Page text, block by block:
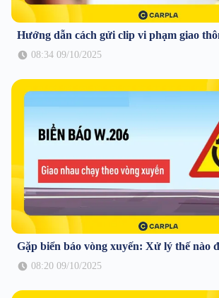
Hướng dẫn cách gửi clip vi phạm giao
08:34 09/10/2025
Gặp biển báo vòng xuyến: Xử lý thế nào
08:20 09/10/2025